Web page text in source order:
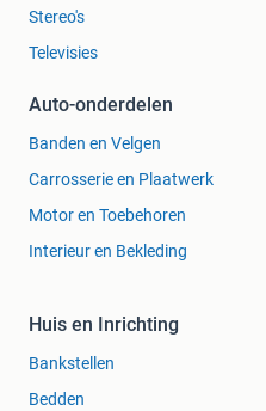
Stereo's
Televisies
Auto-onderdelen
Banden en Velgen
Carrosserie en Plaatwerk
Motor en Toebehoren
Interieur en Bekleding
Huis en Inrichting
Bankstellen
Bedden